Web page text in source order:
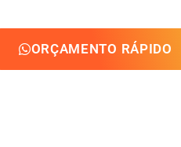
ORÇAMENTO RÁPIDO